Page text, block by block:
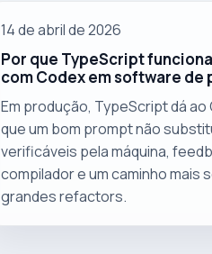
14 de abril de 2026
Por que TypeScript
com Codex em software de
Em produção, TypeScript dá ao
que um bom prompt não
verificáveis pela máquina,
compilador e um caminho mais
grandes refactors.